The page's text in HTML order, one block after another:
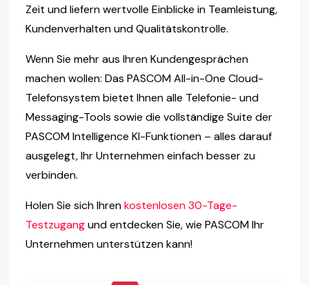
Zeit und liefern wertvolle Einblicke in Teamleistung,
Kundenverhalten und Qualitätskontrolle.
Wenn Sie mehr aus Ihren Kundengesprächen
machen wollen: Das PASCOM All-in-One Cloud-
Telefonsystem bietet Ihnen alle Telefonie- und
Messaging-Tools sowie die vollständige Suite der
PASCOM Intelligence KI-Funktionen – alles darauf
ausgelegt, Ihr Unternehmen einfach besser zu
verbinden.
Holen Sie sich Ihrenkostenlosen 30-Tage-
Testzugangund entdecken Sie, wie PASCOM Ihr
Unternehmen unterstützen kann!